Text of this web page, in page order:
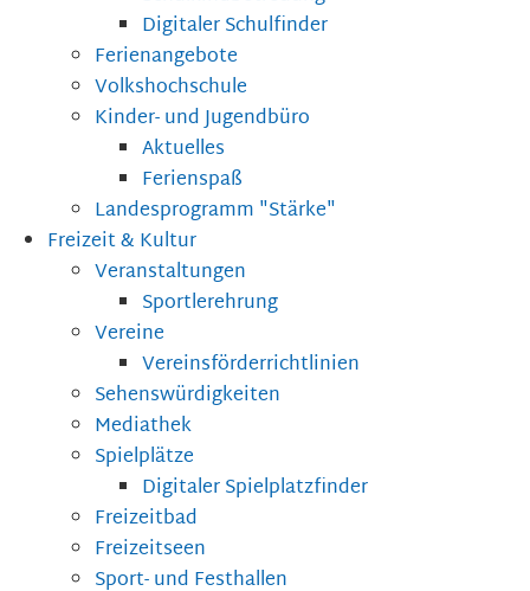
Digitaler Schulfinder
Ferienangebote
Volkshochschule
Kinder- und Jugendbüro
Aktuelles
Ferienspaß
Landesprogramm "Stärke"
Freizeit & Kultur
Veranstaltungen
Sportlerehrung
Vereine
Vereinsförderrichtlinien
Sehenswürdigkeiten
Mediathek
Spielplätze
Digitaler Spielplatzfinder
Freizeitbad
Freizeitseen
Sport- und Festhallen